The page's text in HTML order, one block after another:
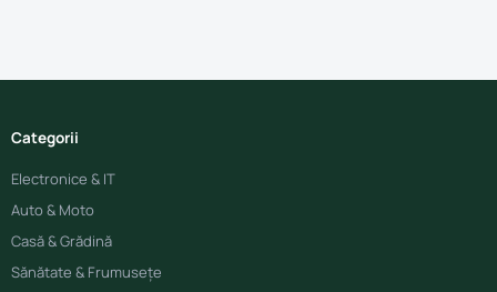
Categorii
Electronice & IT
Auto & Moto
Casă & Grădină
Sănătate & Frumusețe